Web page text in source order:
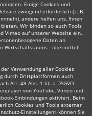
Einige Cookies und
zwingend erforderlich (z. B.
andere helfen uns, Ihnen
Wir binden so auch Tools
Vimeo auf unserer Website ein.
Daten an
Wirtschaftsraums - übermittelt
Verwendung aller Cookies
durch Drittplattformen auch
Art. 49 Abs. 1 lit. a DSGVO
von YouTube, Vimeo und
Einbindungen aktiviert. Beim
Cookies und Tools externer
Einstellungen» können Sie